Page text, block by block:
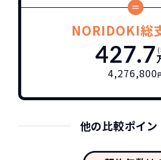
NORIDOKI総
427.7
4,276,800
他の比較ポイン